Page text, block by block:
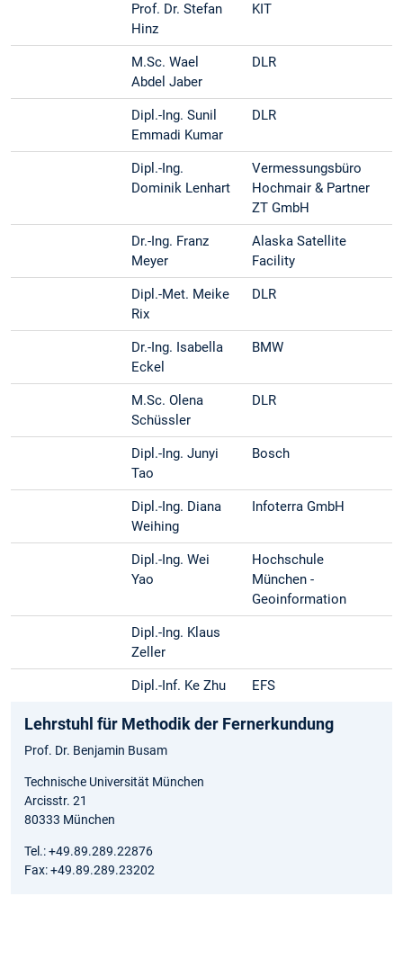
Prof. Dr. Stefan
Hinz
KIT
M.Sc. Wael
Abdel Jaber
DLR
Dipl.-Ing. Sunil
Emmadi Kumar
DLR
Dipl.-Ing.
Dominik Lenhart
Vermessungsbüro
Hochmair & Partner
ZT GmbH
Dr.-Ing. Franz
Meyer
Alaska Satellite
Facility
Dipl.-Met. Meike
Rix
DLR
Dr.-Ing. Isabella
Eckel
BMW
M.Sc. Olena
Schüssler
DLR
Dipl.-Ing. Junyi
Tao
Bosch
Dipl.-Ing. Diana
Weihing
Infoterra GmbH
Dipl.-Ing. Wei
Yao
Hochschule
München -
Geoinformation
Dipl.-Ing. Klaus
Zeller
Dipl.-Inf. Ke Zhu EFS
Lehrstuhl für Methodik der Fernerkundung
Prof. Dr. Benjamin Busam
Technische Universität München
Arcisstr. 21
80333 München
Tel.: +49.89.289.22876
Fax: +49.89.289.23202